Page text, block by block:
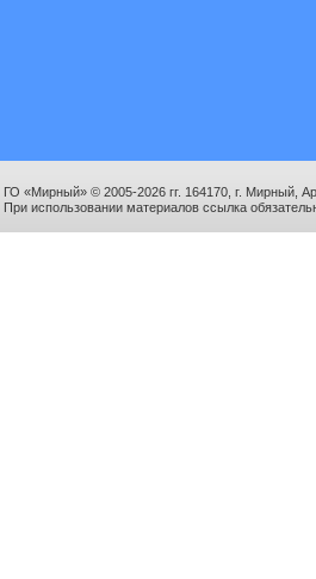
ГО «Мирный» © 2005-2026 гг. 164170, г. Мирный,
При использовании материалов ссылка